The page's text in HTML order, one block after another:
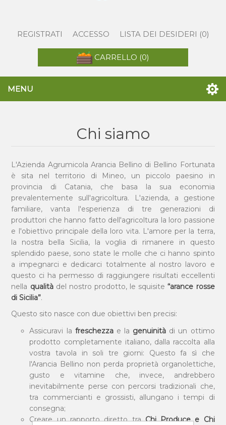
REGISTRATI ACCESSO LISTA DEI DESIDERI (0)
CARRELLO (0)
MENU
Chi siamo
L'Azienda Agrumicola Arancia Bellino di Bellino Fortunata
è sita nel territorio di Mineo, un piccolo paesino in
provincia di Catania, che basa la sua economia
prevalentemente sull'agricoltura. L'azienda, a gestione
familiare, vanta l'esperienza di tre generazioni di
produttori che hanno fatto dell'agricoltura la loro passione
e l'obiettivo principale della loro vita. L'amore per la terra,
la nostra bella Sicilia, la voglia di rimanere in questo
splendido paese, sono state le molle che ci hanno spinto
a impegnarci e dedicarci totalmente al nostro lavoro e
questo ci ha permesso di raggiungere risultati eccellenti
nella qualitàdel nostro prodotto, le squisite“arance rosse
di Sicilia”.
Questo sito nasce con due obiettivi ben precisi:
Assicuravi la freschezzae la genuinità di un ottimo
prodotto completamente italiano, dalla raccolta alla
vostra tavola in soli tre giorni: Questo fa sì che
l'Arancia Bellino non perda proprietà organolettiche,
gusto e vitamine che, invece, andrebbero
inevitabilmente perse con percorsi tradizionali che,
tra commercianti e grossisti, allungano i tempi di
consegna;
Creare un rapporto diretto traChi Produce e Chi